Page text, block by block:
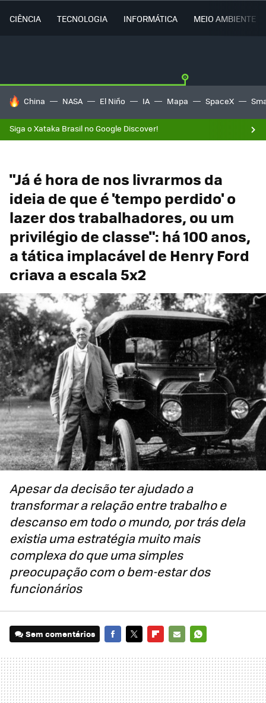
CIÊNCIA TECNOLOGIA INFORMÁTICA MEIO AMBIENTE
TENDÊNCIAS DO DIA
China NASA El Niño IA Mapa SpaceX
Siga o Xataka Brasil no Google Discover!
"Já é hora de nos livrarmos da
ideia de que é 'tempo perdido' o
lazer dos trabalhadores, ou um
privilégio de classe": há 100 anos,
a tática implacável de Henry Ford
criava a escala 5x2
Apesar da decisão ter ajudado a
transformar a relação entre trabalho e
descanso em todo o mundo, por trás dela
existia uma estratégia muito mais
complexa do que uma simples
preocupação com o bem-estar dos
funcionários
Sem comentários
MAIL